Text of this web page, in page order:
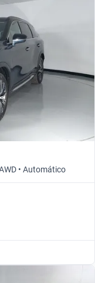
• Automático